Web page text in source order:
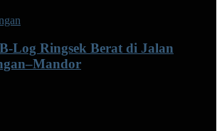
Log Ringsek Berat di Jalan